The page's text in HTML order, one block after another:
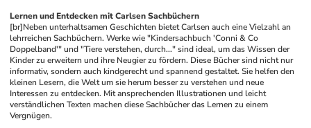
Lernen und Entdecken mit Carlsen Sachbüchern
[br]Neben unterhaltsamen Geschichten bietet Carlsen auch eine Vielzahl an
lehrreichen Sachbüchern. Werke wie "Kindersachbuch 'Conni & Co
Doppelband'" und "Tiere verstehen, durch..." sind ideal, um das Wissen der
Kinder zu erweitern und ihre Neugier zu fördern. Diese Bücher sind nicht nur
informativ, sondern auch kindgerecht und spannend gestaltet. Sie helfen den
kleinen Lesern, die Welt um sie herum besser zu verstehen und neue
Interessen zu entdecken. Mit ansprechenden Illustrationen und leicht
verständlichen Texten machen diese Sachbücher das Lernen zu einem
Vergnügen.